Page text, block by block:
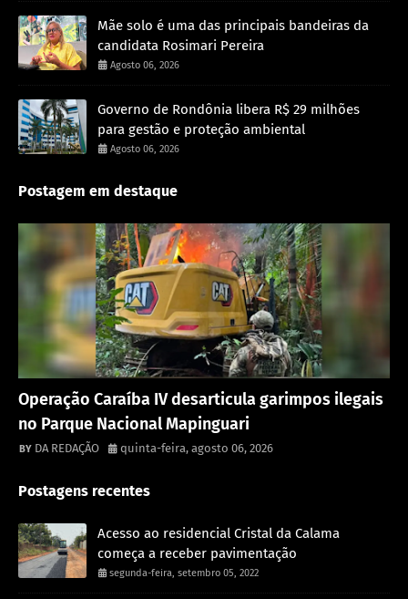
Mãe solo é uma das principais bandeiras da
candidata Rosimari Pereira
Agosto 06, 2026
Governo de Rondônia libera R$ 29 milhões
para gestão e proteção ambiental
Agosto 06, 2026
Postagem em destaque
Operação Caraíba IV desarticula garimpos ilegais
no Parque Nacional Mapinguari
DA REDAÇÃO quinta-feira, agosto 06, 2026
Postagens recentes
Acesso ao residencial Cristal da Calama
começa a receber pavimentação
segunda-feira, setembro 05, 2022